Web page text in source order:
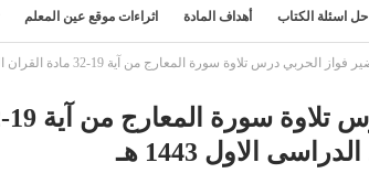
حل اسئلة الكتاب أهداف المادة اثراءات موقع عين المعلم
الحربي درس تلاوة سورة المعارج من آية 19-32 مادة القران الصف الثالث الابتدائي الفصل الدراسى الاول 1443 هـ
الاول 1443 هـ